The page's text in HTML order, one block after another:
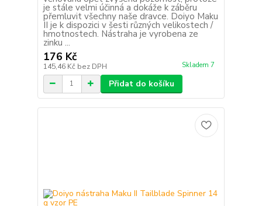
je stále velmi účinná a dokáže k záběru
přemluvit všechny naše dravce. Doiyo Maku
II je k dispozici v šesti různých velikostech /
hmotnostech. Nástraha je vyrobena ze
zinku ...
176 Kč
145,46 Kč bez DPH Skladem 7
Přidat do košíku